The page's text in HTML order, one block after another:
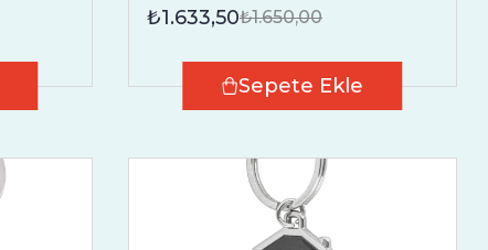
₺1.633,50₺1.650,00
Sepete Ekle